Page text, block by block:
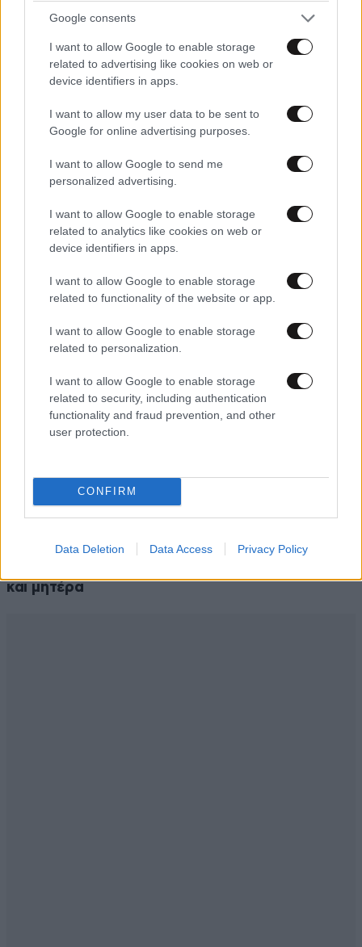
Google consents
I want to allow Google to enable storage
related to advertising like cookies on web or
device identifiers in apps.
I want to allow my user data to be sent to
Google for online advertising purposes.
I want to allow Google to send me
personalized advertising.
I want to allow Google to enable storage
related to analytics like cookies on web or
device identifiers in apps.
I want to allow Google to enable storage
related to functionality of the website or app.
I want to allow Google to enable storage
related to personalization.
I want to allow Google to enable storage
related to security, including authentication
functionality and fraud prevention, and other
user protection.
CONFIRM
Data Deletion Data Access Privacy Policy
TRENDING
ΕΛΛΑΔΑ07·08·2026 11:26
τροχαίο στις Σέρρες: Η στιγμή που το ΙΧ μπαίνει
και μητέρα